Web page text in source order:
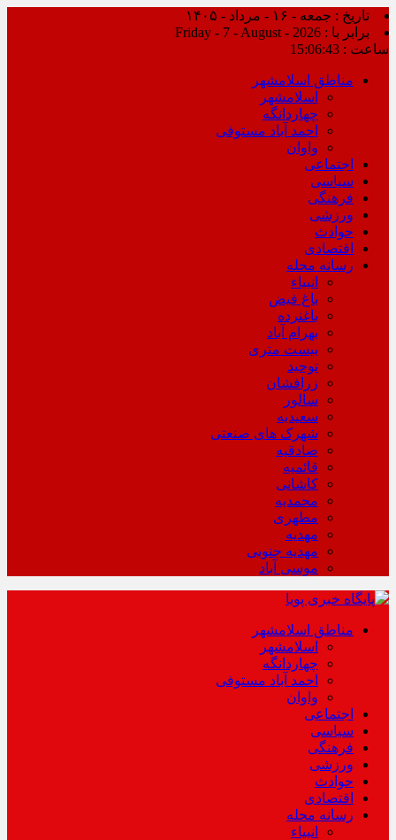
تاریخ : جمعه - ۱۶ - مرداد - ۱۴۰۵
برابر با : Friday - 7 - August - 2026
ساعت : 15:06:43
مناطق اسلامشهر
اسلامشهر
چهاردانگه
احمد آباد مستوفی
واوان
اجتماعی
سیاسی
فرهنگی
ورزشی
حوادث
اقتصادی
رسانه محله
انبیاء
باغ فیض
باغنرده
بهرام آباد
بیست متری
توحید
زرافشان
سالور
سعیدیه
شهرک های صنعتی
صادقیه
قائمیه
کاشانی
محمدیه
مطهری
مهدیه
مهدیه جنوبی
موسی آباد
مناطق اسلامشهر
اسلامشهر
چهاردانگه
احمد آباد مستوفی
واوان
اجتماعی
سیاسی
فرهنگی
ورزشی
حوادث
اقتصادی
رسانه محله
انبیاء